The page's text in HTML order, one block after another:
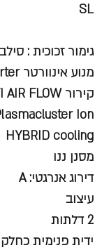
SL
גימור זכוכית :
מנוע אינוורטר J-Tech Inverter
קירור MULTI AIR FLOW
Ion
HYBRID cooling
מסנן ננו
דירוג אנרגטי: A
עיצוב
2 דלתות
ידית פנימית